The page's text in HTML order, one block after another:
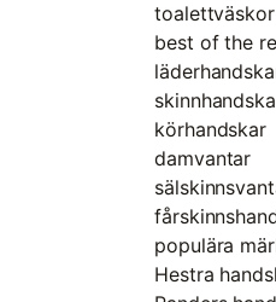
toalettväskor
best of the
körhandskar
damvantar
populära
Hestra